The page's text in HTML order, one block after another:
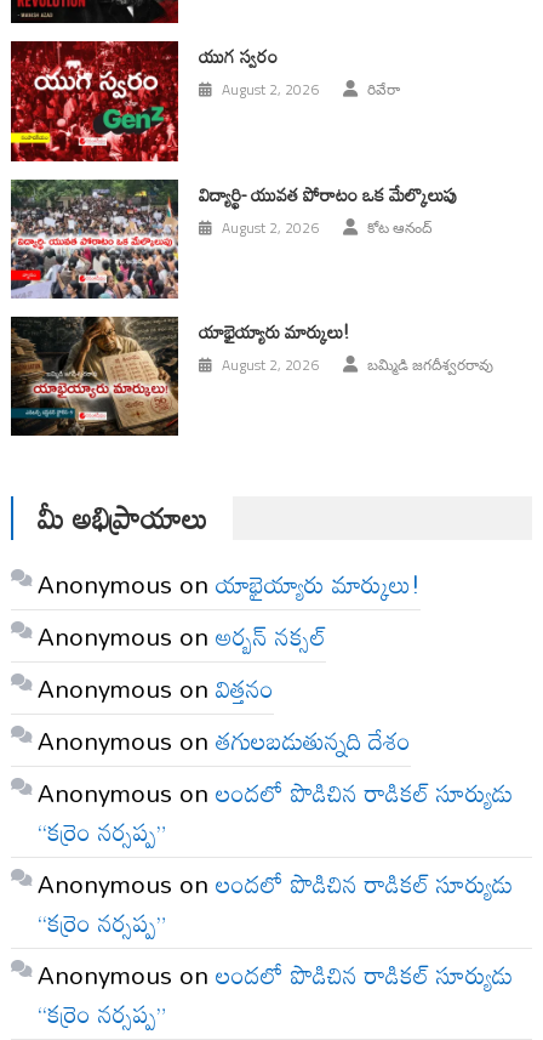
యుగ స్వ‌రం
August 2, 2026 రివేరా
విద్యార్థి- యువత పోరాటం ఒక మేల్కొలుపు
August 2, 2026 కోట ఆనంద్
యాభైయ్యారు మార్కులు!
August 2, 2026 బమ్మిడి జగదీశ్వరరావు
మీ అభిప్రాయాలు
Anonymous onయాభైయ్యారు మార్కులు!
Anonymous onఅర్బన్ నక్సల్
Anonymous onవిత్తనం
Anonymous onతగులబడుతున్నది దేశం
Anonymous onలందలో పొడిచిన రాడికల్ సూర్యుడు
“కర్రెం నర్సప్ప”
Anonymous onలందలో పొడిచిన రాడికల్ సూర్యుడు
“కర్రెం నర్సప్ప”
Anonymous onలందలో పొడిచిన రాడికల్ సూర్యుడు
“కర్రెం నర్సప్ప”